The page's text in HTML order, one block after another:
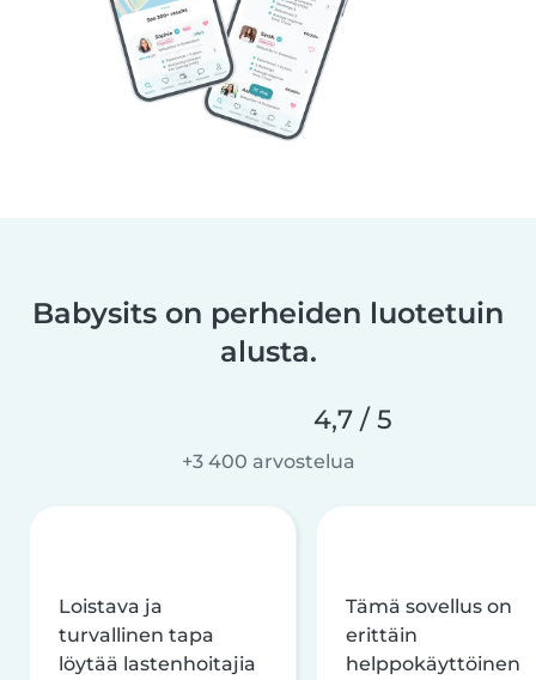
Babysits on perheiden luotetuin
alusta.
4,7 / 5
+3 400 arvostelua
Loistava ja
turvallinen tapa
löytää lastenhoitajia
Tämä sovellus on
erittäin
helppokäyttöinen